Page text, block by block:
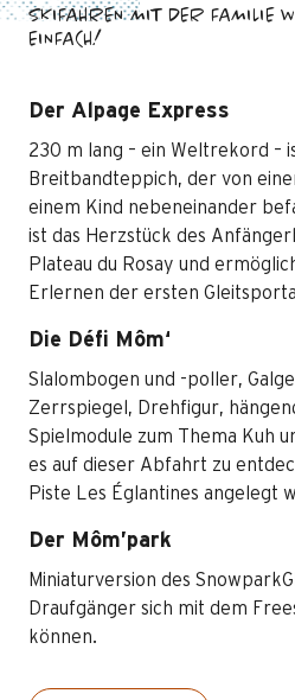
SKIFAHREN MIT DER FAMILIE
EINFACH!
Der Alpage Express
230 m lang – ein Weltrekord –
Breitbandteppich, der von
einem Kind nebeneinander
ist das Herzstück des
Plateau du Rosay und
Erlernen der ersten
Die Défi Môm‘
Slalombogen und -poller,
Zerrspiegel, Drehfigur,
Spielmodule zum Thema Kuh
es auf dieser Abfahrt zu
Piste Les Églantines angelegt
Der Môm’park
Miniaturversion des
Draufgänger sich mit dem
können.